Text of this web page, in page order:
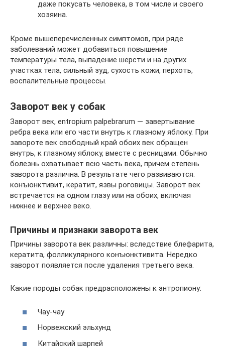
даже покусать человека, в том числе и своего
хозяина.
Кроме вышеперечисленных симптомов, при ряде
заболеваний может добавиться повышение
температуры тела, выпадение шерсти и на других
участках тела, сильный зуд, сухость кожи, перхоть,
воспалительные процессы.
Заворот век у собак
Заворот век, entropium palpebrarum — завертывание
ребра века или его части внутрь к глазному яблоку. При
завороте век свободный край обоих век обращен
внутрь, к глазному яблоку, вместе с ресницами. Обычно
болезнь охватывает всю часть века, причем степень
заворота различна. В результате чего развиваются:
конъюнктивит, кератит, язвы роговицы. Заворот век
встречается на одном глазу или на обоих, включая
нижнее и верхнее веко.
Причины и признаки заворота век
Причины заворота век различны: вследствие блефарита,
кератита, фолликулярного конъюнктивита. Нередко
заворот появляется после удаления третьего века.
Какие породы собак предрасположены к энтропиону:
Чау-чау
Норвежский эльхунд
Китайский шарпей